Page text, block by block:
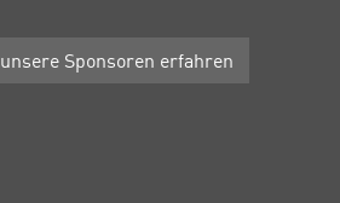
Sponsoren erfahren